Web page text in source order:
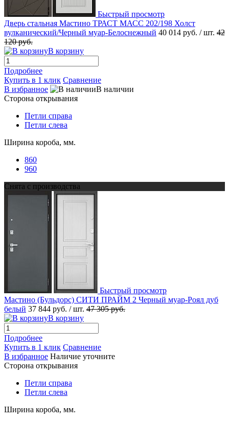
Быстрый просмотр
Дверь стальная Мастино ТРАСТ МАСС 202/198 Холст
вулканический/Черный муар-Белоснежный 40 014 руб. / шт. 42
120 руб.
В корзину
Подробнее
Купить в 1 клик Сравнение
В избранное
В наличии
Сторона открывания
Петли справа
Петли слева
Ширина короба, мм.
860
960
Снята с производства
Быстрый просмотр
Мастино (Бульдорс) СИТИ ПРАЙМ 2 Черный муар-Роял дуб
белый 37 844 руб. / шт. 47 305 руб.
В корзину
Подробнее
Купить в 1 клик Сравнение
В избранное Наличие уточните
Сторона открывания
Петли справа
Петли слева
Ширина короба, мм.